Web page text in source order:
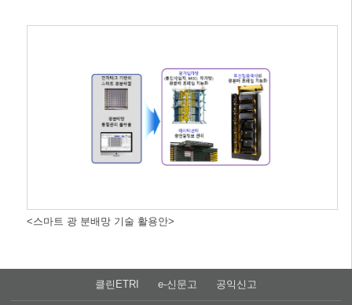
<스마트 광 분배망 기술 활용안>
클린ETRI e-신문고 공익신고